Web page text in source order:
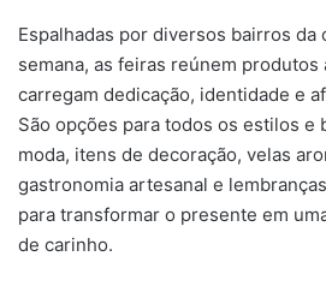
Espalhadas por diversos bairros da
semana, as feiras reúnem produtos
carregam dedicação, identidade e
São opções para todos os estilos e
moda, itens de decoração, velas
gastronomia artesanal e
para transformar o presente em
de carinho.